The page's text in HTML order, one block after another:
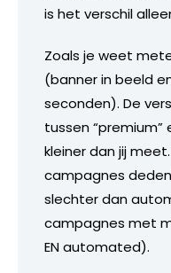
is het verschil
Zoals je weet
(banner in beeld
seconden). De
tussen
kleiner dan jij
campagnes
slechter dan
campagnes met
EN automated).